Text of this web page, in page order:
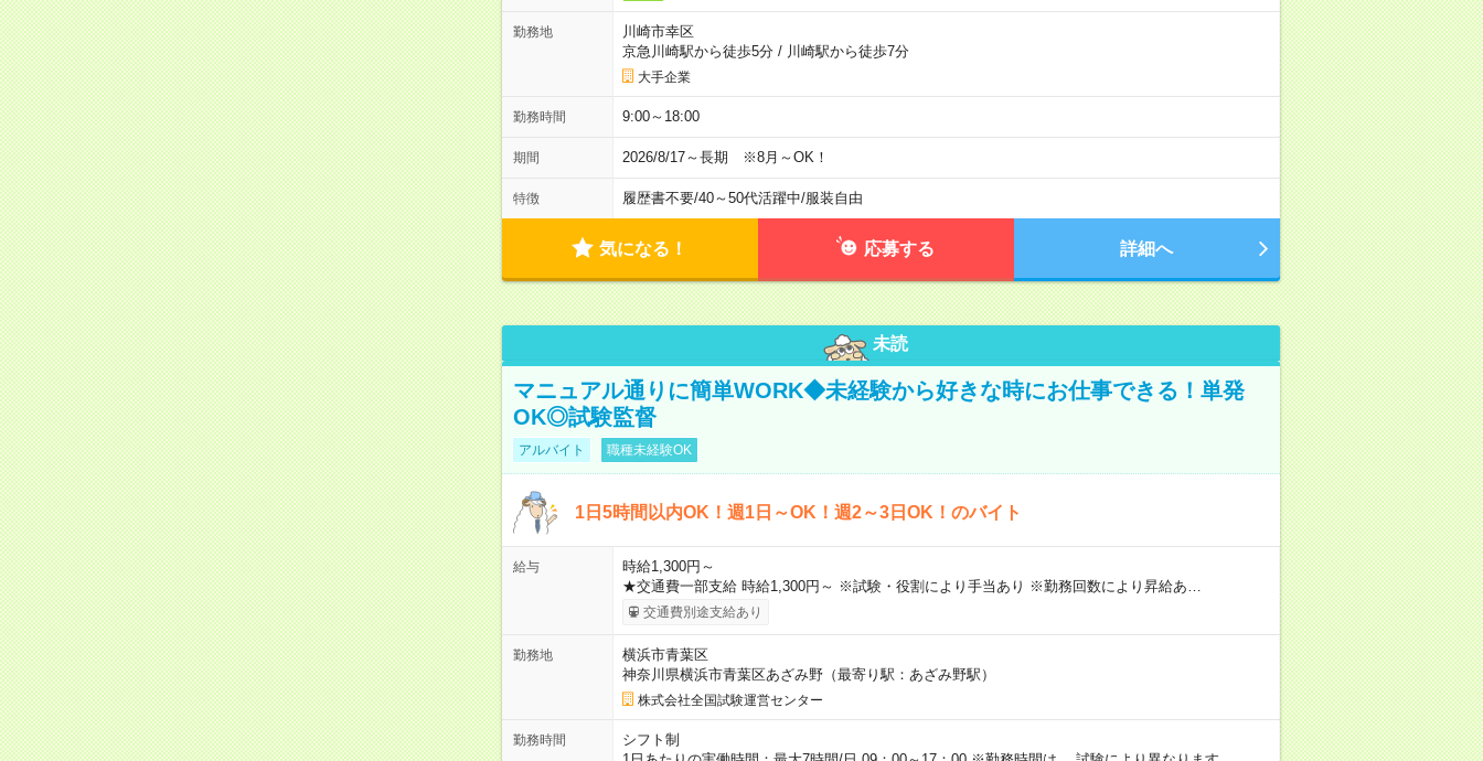
勤務地
川崎市幸区
京急川崎駅から徒歩5分/ 川崎駅から徒歩7分
大手企業
勤務時間 9:00～18:00
期間 2026/8/17～長期 ※8月～OK！
特徴 履歴書不要/40～50代活躍中/服装自由
気になる！ 応募する 詳細へ
未読
マニュアル通りに簡単WORK◆未経験から好きな時にお仕事できる！単発
OK◎試験監督
アルバイト 職種未経験OK
1日5時間以内OK！週1日～OK！週2～3日OK！のバイト
給与
時給1,300円～
★交通費一部支給 時給1,300円～ ※試験・役割により手当あり ※勤務回数により昇給あ…
交通費別途支給あり
勤務地
横浜市青葉区
神奈川県横浜市青葉区あざみ野（最寄り駅：あざみ野駅）
株式会社全国試験運営センター
勤務時間
シフト制